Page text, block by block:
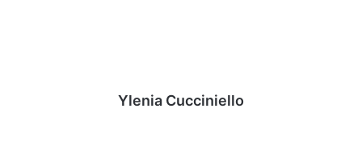
Ylenia Cucciniello